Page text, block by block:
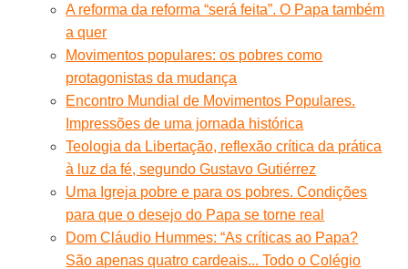
A reforma da reforma “será feita”. O Papa também
a quer
Movimentos populares: os pobres como
protagonistas da mudança
Encontro Mundial de Movimentos Populares.
Impressões de uma jornada histórica
Teologia da Libertação, reflexão crítica da prática
à luz da fé, segundo Gustavo Gutiérrez
Uma Igreja pobre e para os pobres. Condições
para que o desejo do Papa se torne real
Dom Cláudio Hummes: “As críticas ao Papa?
São apenas quatro cardeais... Todo o Colégio